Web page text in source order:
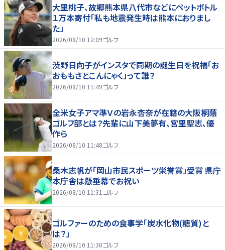
大里桃子、故郷熊本県八代市などにペットボトル
１万本寄付「私も地震発生時は熊本におりまし
た」
2026/08/10 12:09ゴルフ
渋野日向子がインスタで同期の誕生日を祝福「お
おももさとこんにゃく」って誰？
2026/08/10 11:49ゴルフ
全米女子アマ準Ｖの岩永杏奈が在籍の大阪桐蔭
ゴルフ部とは？先輩に山下美夢有、宮里聖志、優
作ら
2026/08/10 11:48ゴルフ
桑木志帆が「岡山市民スポーツ栄誉賞」受賞 県庁
本庁舎は懸垂幕でお祝い
2026/08/10 11:31 ゴルフ
ゴルファーのための食事学「炭水化物(糖質)と
は？」
2026/08/10 11:30ゴルフ